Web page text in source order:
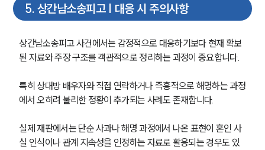
5. 상간남소송피고 | 대응 시 주의사항
상간남소송피고 사건에서는 감정적으로 대응하기보다 현재 확보
된 자료와 주장 구조를 객관적으로 정리하는 과정이 중요합니다.
특히 상대방 배우자와 직접 연락하거나 즉흥적으로 해명하는 과정
에서 오히려 불리한 정황이 추가되는 사례도 존재합니다.
실제 재판에서는 단순 사과나 해명 과정에서 나온 표현이 혼인 사
실 인식이나 관계 지속성을 인정하는 자료로 활용되는 경우도 있